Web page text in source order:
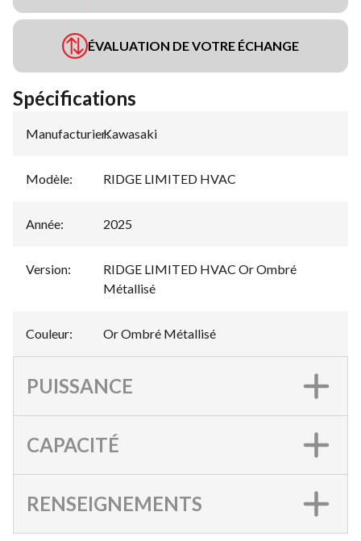
ÉVALUATION DE VOTRE ÉCHANGE
Spécifications
Manufacturier:
Kawasaki
Modèle: RIDGE LIMITED HVAC
Année: 2025
Version:
RIDGE LIMITED HVAC Or Ombré
Métallisé
Couleur: Or Ombré Métallisé
PUISSANCE
CAPACITÉ
RENSEIGNEMENTS